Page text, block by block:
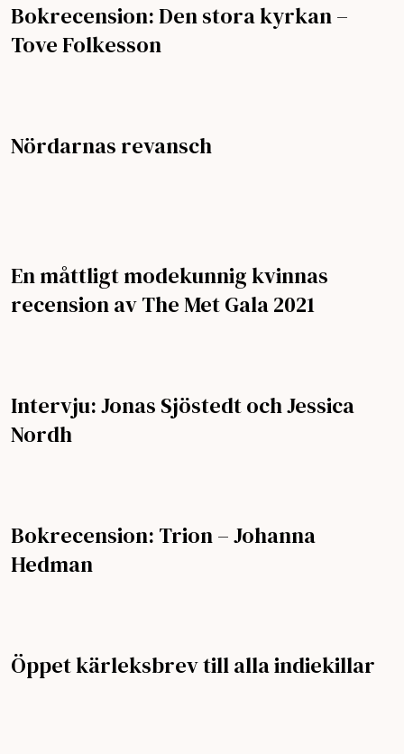
Bokrecension: Den stora kyrkan –
Tove Folkesson
Nördarnas revansch
En måttligt modekunnig kvinnas
recension av The Met Gala 2021
Intervju: Jonas Sjöstedt och Jessica
Nordh
Bokrecension: Trion – Johanna
Hedman
Öppet kärleksbrev till alla indiekillar